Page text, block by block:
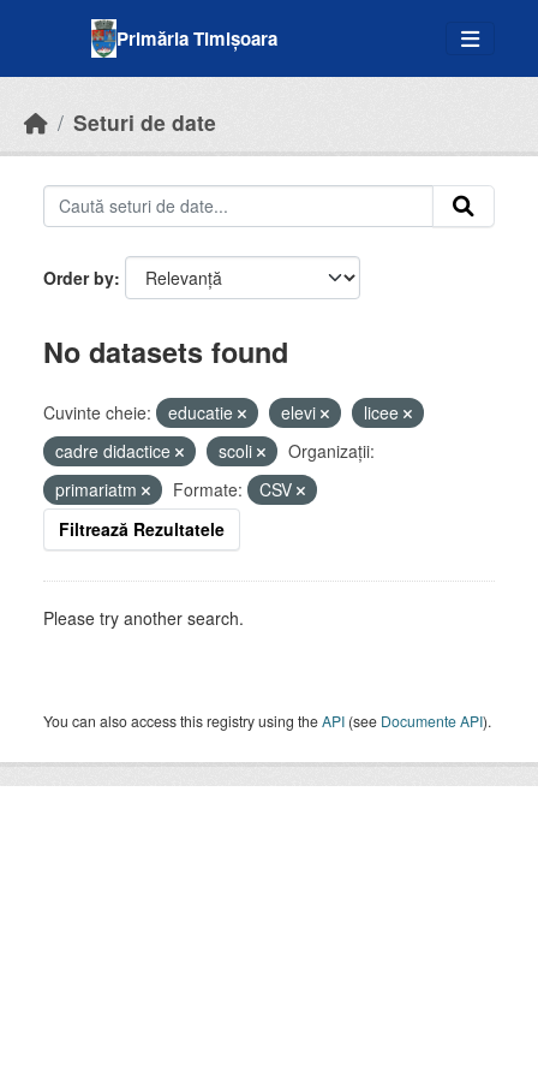
Primăria Timișoara
Seturi de date
Order by
No datasets found
Cuvinte cheie: educatie elevi
licee
cadre didactice
scoli
Organizații:
primariatm
Formate:
CSV
Filtrează Rezultatele
Please try another search.
You can also access this registry using theAPI (see Documente API).